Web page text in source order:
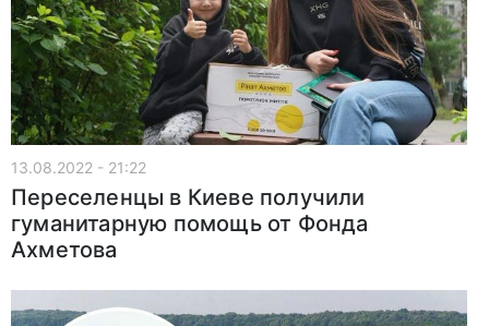
13.08.2022 - 21:22
Переселенцы в Киеве получили
гуманитарную помощь от Фонда
Ахметова